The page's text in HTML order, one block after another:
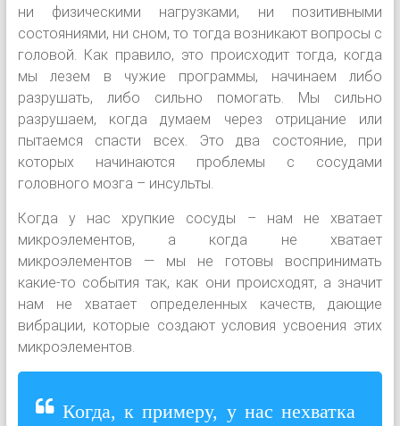
ни физическими нагрузками, ни позитивными
состояниями, ни сном, то тогда возникают вопросы с
головой. Как правило, это происходит тогда, когда
мы лезем в чужие программы, начинаем либо
разрушать, либо сильно помогать. Мы сильно
разрушаем, когда думаем через отрицание или
пытаемся спасти всех. Это два состояние, при
которых начинаются проблемы с сосудами
головного мозга – инсульты.
Когда у нас хрупкие сосуды – нам не хватает
микроэлементов, а когда не хватает
микроэлементов — мы не готовы воспринимать
какие-то события так, как они происходят, а значит
нам не хватает определенных качеств, дающие
вибрации, которые создают условия усвоения этих
микроэлементов.
Когда, к примеру, у нас нехватка